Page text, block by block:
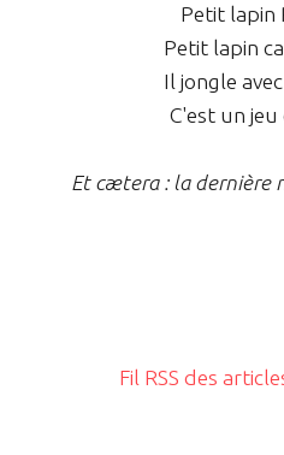
Petit lapin
Petit lapin
Il jongle
C'est un jeu
Et cætera : la dernière
Fil RSS des